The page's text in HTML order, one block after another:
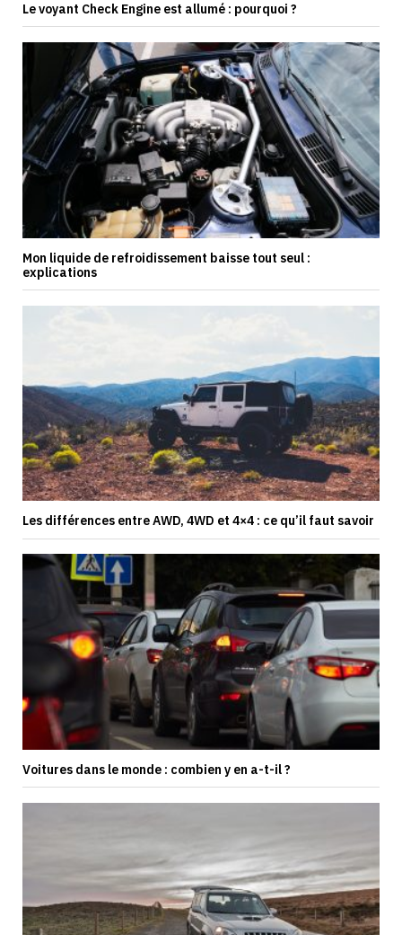
Le voyant Check Engine est allumé : pourquoi ?
Mon liquide de refroidissement baisse tout seul :
explications
Les différences entre AWD, 4WD et 4×4 : ce qu’il faut savoir
Voitures dans le monde : combien y en a-t-il ?